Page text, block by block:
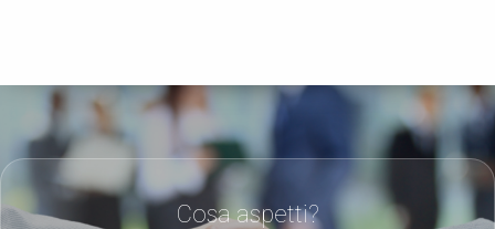
Cosa aspetti?